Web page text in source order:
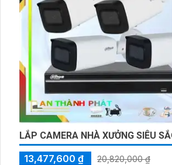
LẮP CAMERA NHÀ XƯỞNG SIÊU
13,477,600 ₫
20,820,000 ₫